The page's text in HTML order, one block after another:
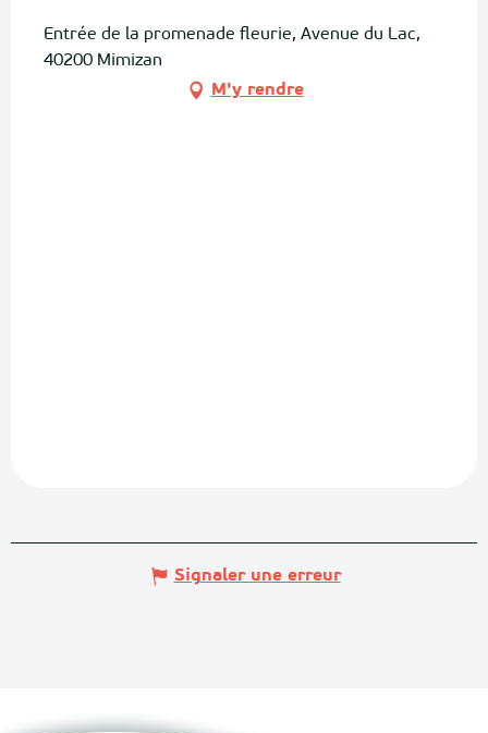
Entrée de la promenade fleurie, Avenue du Lac,
40200 Mimizan
M'y rendre
Signaler une erreur